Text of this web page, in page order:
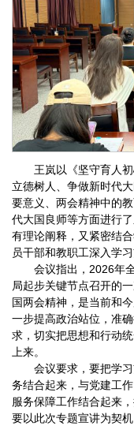
王岚以《坚守育人
立德树人、争做新时代
要意义、两会精神中的
代大国良师等方面进行
有理论阐释，又紧密结
员干部和教职工深入学
会议指出，2026年
局起步关键节点召开的
国两会精神，是当前和
一步提高政治站位，准
求，切实把思想和行动
上来。
会议要求，要把学
务结合起来，与党建工
服务保障工作结合起来
要以此次专题宣讲为契